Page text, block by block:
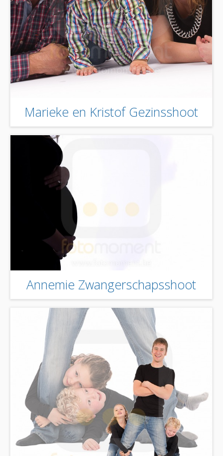
Marieke en Kristof Gezinsshoot
Annemie Zwangerschapsshoot